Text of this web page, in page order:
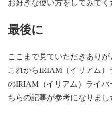
お好きな使い方をしてみてく
最後に
ここまで見ていただきありが
これからIRIAM（イリアム
のIRIAM（イリアム）ライバ
ちらの記事が参考になりまし